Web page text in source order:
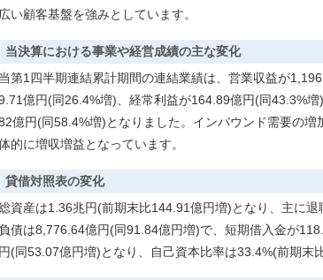
広い顧客基盤を強みとしています。
当決算における事業や経営成績の主な変化
当第1四半期連結累計期間の連結業績は、営業収益が
億円(同26.4%増)、経常利益が164.89億円(同43.3%
億円(同58.4%増)となりました。インバウンド需要の
的に増収増益となっています。
貸借対照表の変化
資産は1.36兆円(前期末比144.91億円増)となり、主に退
負債は8,776.64億円(同91.84億円増)で、短期借入金が
円(同53.07億円増)となり、自己資本比率は33.4%(前期末